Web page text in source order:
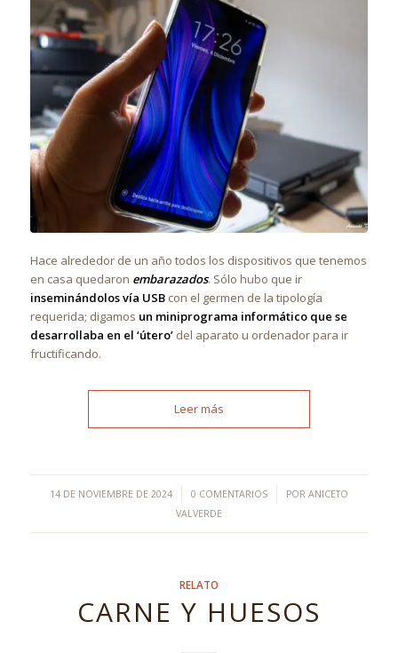
Hace alrededor de un año todos los dispositivos que tenemos
en casa quedaron embarazados. Sólo hubo que ir
inseminándolos vía USBcon el germen de la tipología
requerida; digamos un miniprograma informático que se
desarrollaba en el ‘útero’del aparato u ordenador para ir
fructificando.
Leer más
14 DE NOVIEMBRE DE 2024
/ 0 COMENTARIOS
/ POR ANICETO
VALVERDE
RELATO
CARNE Y HUESOS